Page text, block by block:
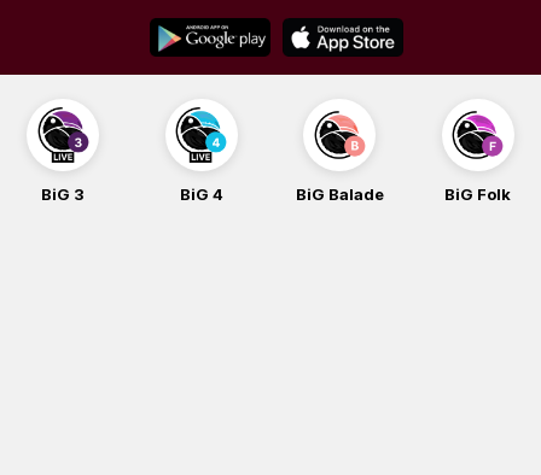
content
BiG 3 BiG 4 BiG Balade BiG Folk